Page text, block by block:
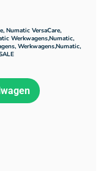
, Numatic VersaCare,
Werkwagens,Numatic,
, Werkwagens,Numatic,